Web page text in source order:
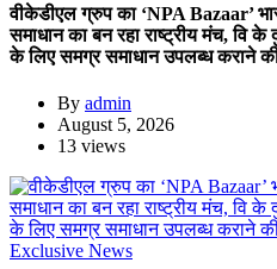
वीकेडीएल ग्रुप का ‘NPA Bazaar’
समाधान का बन रहा राष्ट्रीय मंच, वि के
के लिए समग्र समाधान उपलब्ध कराने
By admin
August 5, 2026
13 views
Exclusive News